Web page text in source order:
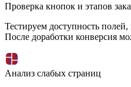
Проверка кнопок и этапов
Тестируем доступность
После доработки конверсия
Анализ слабых страниц